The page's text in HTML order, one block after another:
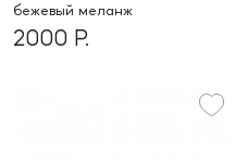
бежевый меланж
2000 Р.